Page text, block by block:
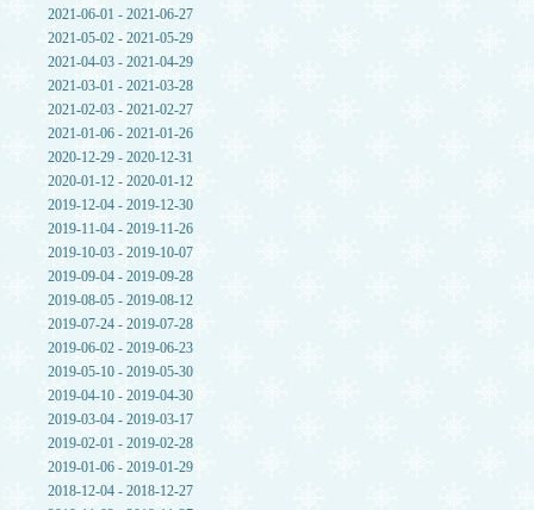
2021-06-01 - 2021-06-27
2021-05-02 - 2021-05-29
2021-04-03 - 2021-04-29
2021-03-01 - 2021-03-28
2021-02-03 - 2021-02-27
2021-01-06 - 2021-01-26
2020-12-29 - 2020-12-31
2020-01-12 - 2020-01-12
2019-12-04 - 2019-12-30
2019-11-04 - 2019-11-26
2019-10-03 - 2019-10-07
2019-09-04 - 2019-09-28
2019-08-05 - 2019-08-12
2019-07-24 - 2019-07-28
2019-06-02 - 2019-06-23
2019-05-10 - 2019-05-30
2019-04-10 - 2019-04-30
2019-03-04 - 2019-03-17
2019-02-01 - 2019-02-28
2019-01-06 - 2019-01-29
2018-12-04 - 2018-12-27